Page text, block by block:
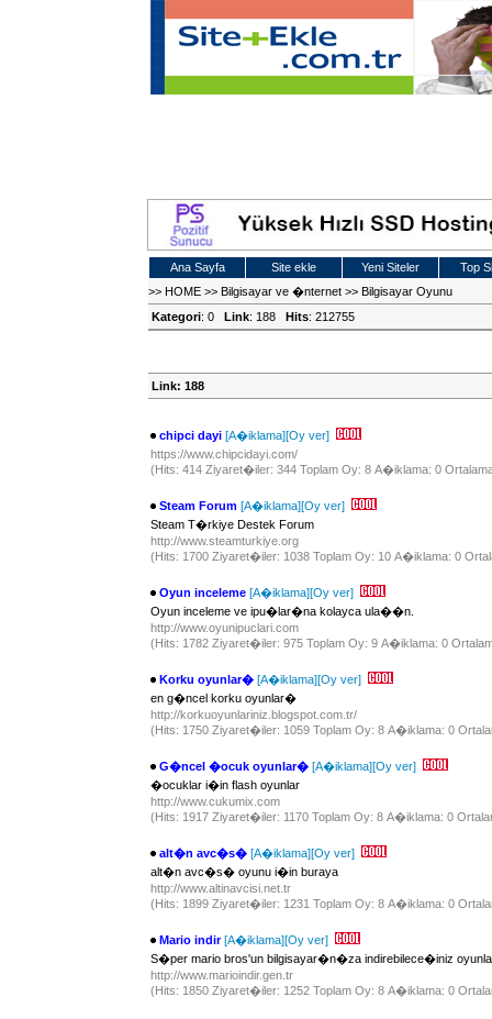
Ana Sayfa Site ekle Yeni Siteler
Top
>> HOME >> Bilgisayar ve �nternet >> Bilgisayar Oyunu
Kategori: 0 Link: 188 Hits: 212755
Link: 188
chipci dayi [A�iklama][Oy ver]
https://www.chipcidayi.com/
(Hits: 414 Ziyaret�iler: 344 Toplam Oy: 8 A�iklama: 0
Steam Forum [A�iklama][Oy ver]
Steam T�rkiye Destek Forum
http://www.steamturkiye.org
(Hits: 1700 Ziyaret�iler: 1038 Toplam Oy: 10 A�iklama: 0
Oyun inceleme [A�iklama][Oy ver]
Oyun inceleme ve ipu�lar�na kolayca ula��n.
http://www.oyunipuclari.com
(Hits: 1782 Ziyaret�iler: 975 Toplam Oy: 9 A�iklama: 0
Korku oyunlar� [A�iklama][Oy ver]
en g�ncel korku oyunlar�
http://korkuoyunlariniz.blogspot.com.tr/
(Hits: 1750 Ziyaret�iler: 1059 Toplam Oy: 8 A�iklama: 0
G�ncel �ocuk oyunlar� [A�iklama][Oy ver]
�ocuklar i�in flash oyunlar
http://www.cukumix.com
(Hits: 1917 Ziyaret�iler: 1170 Toplam Oy: 8 A�iklama: 0
alt�n avc�s� [A�iklama][Oy ver]
alt�n avc�s� oyunu i�in buraya
http://www.altinavcisi.net.tr
(Hits: 1899 Ziyaret�iler: 1231 Toplam Oy: 8 A�iklama: 0
Mario indir [A�iklama][Oy ver]
S�per mario bros'un bilgisayar�n�za indirebilece�iniz
http://www.marioindir.gen.tr
(Hits: 1850 Ziyaret�iler: 1252 Toplam Oy: 8 A�iklama: 0